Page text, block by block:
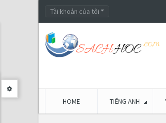
Tài khoản của tôi
HOME TIẾNG ANH